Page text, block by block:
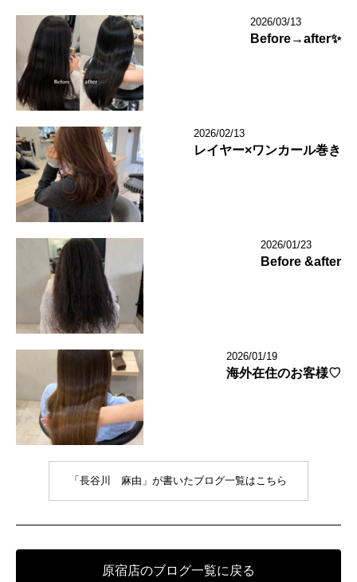
2026/03/13
Before→after✨
2026/02/13
レイヤー×ワンカール巻き
2026/01/23
Before &after
2026/01/19
海外在住のお客様♡
「長谷川 麻由」が書いたブログ一覧はこちら
原宿店のブログ一覧に戻る